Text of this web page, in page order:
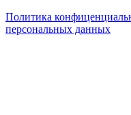
Политика
персональных данных